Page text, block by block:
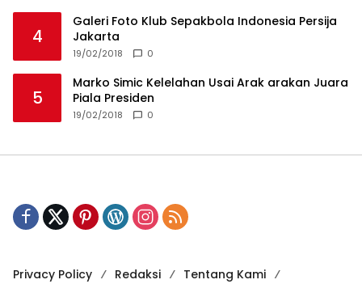
4
Galeri Foto Klub Sepakbola Indonesia Persija
Jakarta
19/02/2018 0
5
Marko Simic Kelelahan Usai Arak arakan Juara
Piala Presiden
19/02/2018 0
Privacy Policy Redaksi Tentang Kami